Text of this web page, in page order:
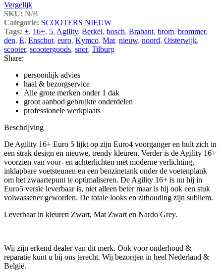
Vergelijk
SKU: N/B
Categorie: SCOOTERS NIEUW
Tags: +, 16+, 5, Agility, Berkel, bosch, Brabant, brom, brommer,
den, E, Enschot, euro, Kymco, Mat, nieuw, noord, Oisterwijk,
scooter, scootergoods, snor, Tilburg
Share:
persoonlijk advies
haal & bezorgservice
Alle grote merken onder 1 dak
groot aanbod gebruikte onderdelen
professionele werkplaats
Beschrijving
De Agility 16+ Euro 5 lijkt op zijn Euro4 voorganger en hult zich in
een strak design en nieuwe, trendy kleuren. Verder is de Agility 16+
voorzien van voor- en achterlichten met moderne verlichting,
inklapbare voetsteunen en een benzinetank onder de voetenplank
om het zwaartepunt te optimaliseren. De Agility 16+ is nu hij in
Euro5 versie leverbaar is, niet alleen beter maar is hij ook een stuk
volwassener geworden. De totale looks en zithouding zijn subliem.
Leverbaar in kleuren Zwart, Mat Zwart en Nardo Grey.
Wij zijn erkend dealer van dit merk. Ook voor onderhoud &
reparatie kunt u bij ons terecht. Wij bezorgen in heel Nederland &
België.